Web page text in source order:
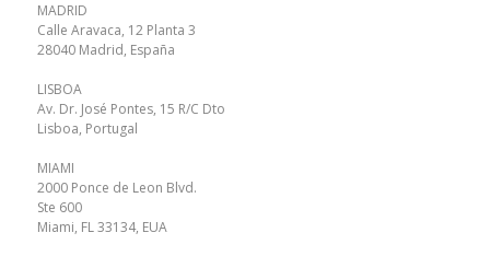
MADRID
Calle Aravaca, 12 Planta 3
28040 Madrid, España
LISBOA
Av. Dr. José Pontes, 15 R/C Dto
Lisboa, Portugal
MIAMI
2000 Ponce de Leon Blvd.
Ste 600
Miami, FL 33134, EUA